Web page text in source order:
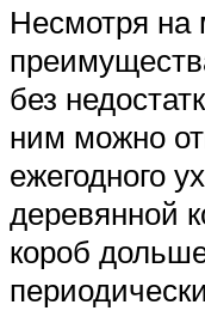
Несмотря на
без
ним можно
ежегодного
деревянной
короб